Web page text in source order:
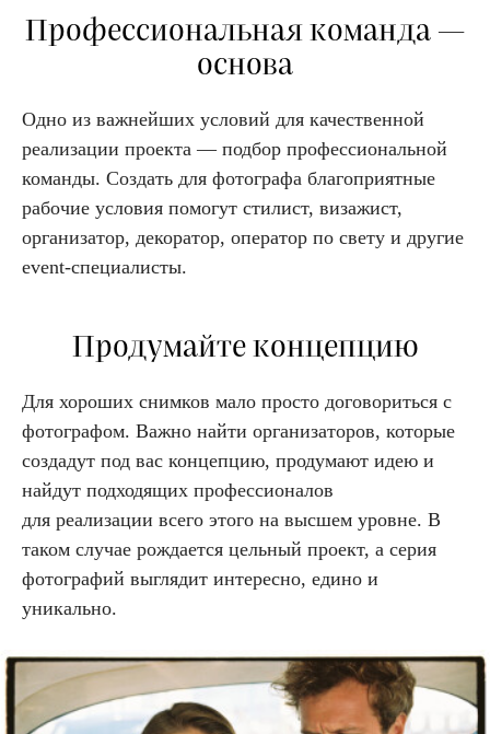
Профессиональная команда —
основа
Одно из важнейших условий для качественной
реализации проекта — подбор профессиональной
команды. Создать для фотографа благоприятные
рабочие условия помогут стилист, визажист,
организатор, декоратор, оператор по свету и другие
event-специалисты.
Продумайте концепцию
Для хороших снимков мало просто договориться с
фотографом. Важно найти организаторов, которые
создадут под вас концепцию, продумают идею и
найдут подходящих профессионалов
для реализации всего этого на высшем уровне. В
таком случае рождается цельный проект, а серия
фотографий выглядит интересно, едино и
уникально.